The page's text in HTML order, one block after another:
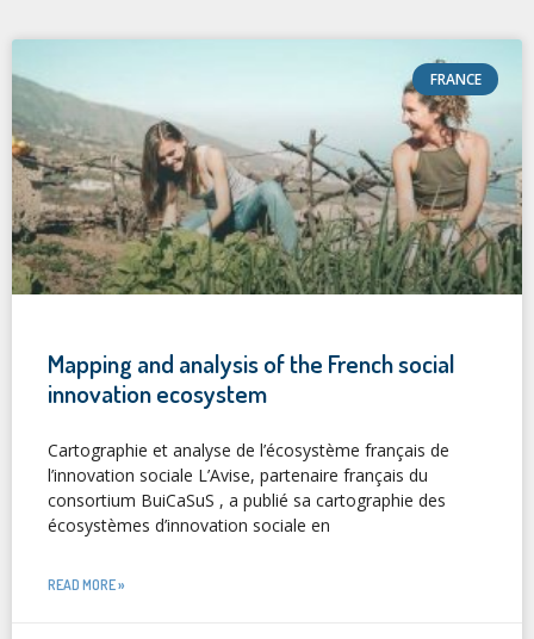
FRANCE
Mapping and analysis of the French social
innovation ecosystem
Cartographie et analyse de l’écosystème français de
l’innovation sociale L’Avise, partenaire français du
consortium BuiCaSuS , a publié sa cartographie des
écosystèmes d’innovation sociale en
READ MORE »